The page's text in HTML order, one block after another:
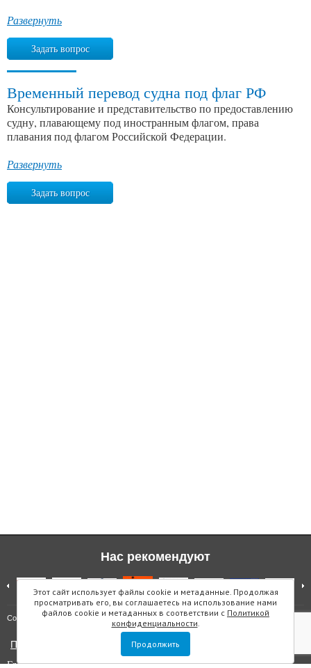
Развернуть
Задать вопрос
Временный перевод судна под флаг РФ
Консультирование и представительство по предоставлению
судну, плавающему под иностранным флагом, права
плавания под флагом Российской Федерации.
Развернуть
Задать вопрос
Этот сайт использует файлы cookie и метаданные. Продолжая
просматривать его, вы соглашаетесь на использование нами
файлов cookie и метаданных в соответствии с Политикой
конфиденциальности.
Продолжить
Нас рекомендуют
Copyright © "Инмарин" Карта сайта
Политика конфиденциальности
Главный редактор Маслова Е.О.